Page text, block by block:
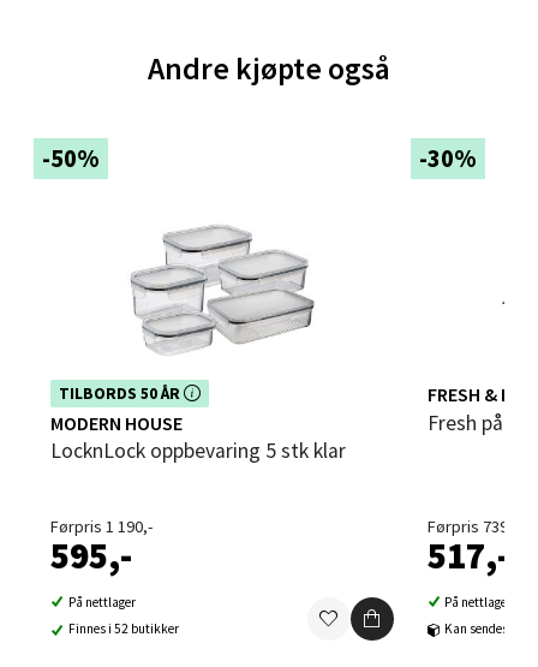
Andre kjøpte også
-50%
TILBORDS 50 ÅR
Dette produktet er inkludert i vår kampanje. Benytt
deg av rabatten i dag!
MODERN HOUSE
LocknLock oppbevaring 5 stk klar
Førpris 1 190,-
595,-
På nettlager
Finnes i 52 butikker
-30%
FRESH &
Fresh
Førpris 739,-
517,-
På nettlager
Kan sendes til
Bergen - Thon Senter Sartor
Sartorvegen 12, 5353 Straume
Åpent i dag 10-21
0 i butikk
Falkenborgveien 5, 7044 Trondheim
Åpent i dag 09-21
0 i butikk